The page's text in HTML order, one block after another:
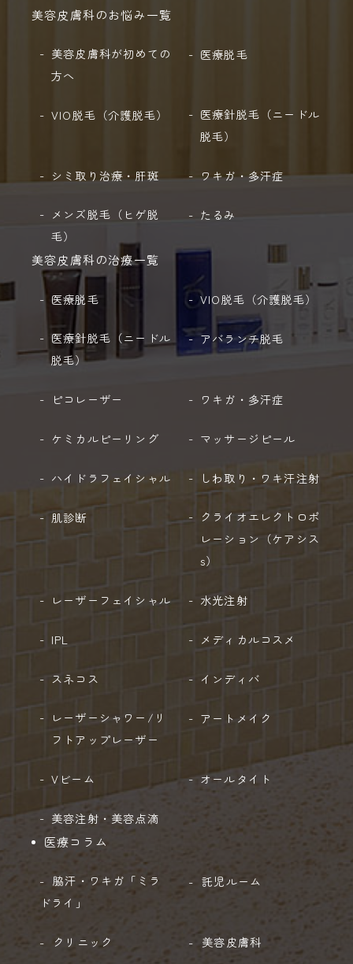
美容皮膚科のお悩み一覧
美容皮膚科が初めての
方へ
医療脱毛
VIO脱毛（介護脱毛）
医療針脱毛（ニードル
脱毛）
シミ取り治療・肝斑 ワキガ・多汗症
メンズ脱毛（ヒゲ脱
毛）
たるみ
美容皮膚科の治療一覧
医療脱毛 VIO脱毛（介護脱毛）
医療針脱毛（ニードル
脱毛）
アバランチ脱毛
ピコレーザー ワキガ・多汗症
ケミカルピーリング マッサージピール
ハイドラフェイシャル しわ取り・ワキ汗注射
肌診断
クライオエレクトロポ
レーション （ケアシス
s）
レーザーフェイシャル 水光注射
IPL メディカルコスメ
スネコス インディバ
レーザーシャワー/ リ
フトアップレーザー
アートメイク
Vビーム オールタイト
美容注射・美容点滴
医療コラム
脇汗・ワキガ「ミラ
ドライ」
託児ルーム
クリニック 美容皮膚科